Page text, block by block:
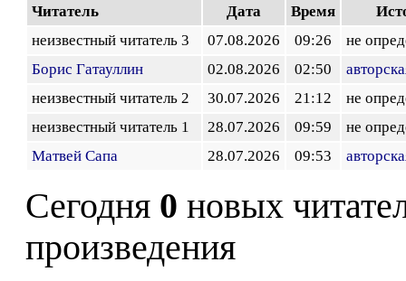
Читатель Дата Время
неизвестный читатель 3
07.08.2026 09:26
не
Борис Гатауллин
02.08.2026 02:50
неизвестный читатель 2
30.07.2026 21:12
не
неизвестный читатель 1
28.07.2026 09:59
не
Матвей Сапа
28.07.2026 09:53
Сегодня 0 новых
произведения